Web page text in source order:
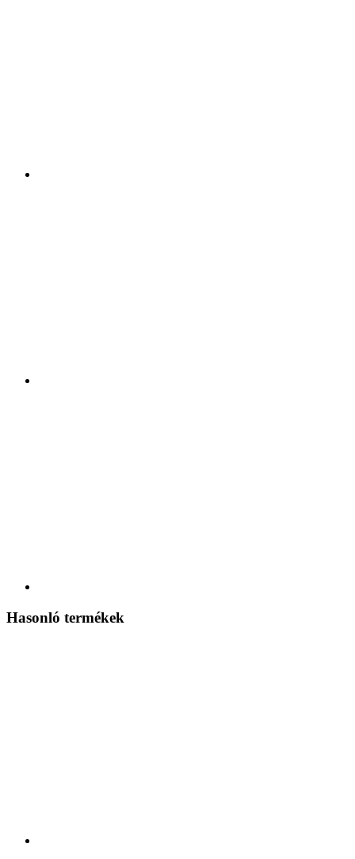
Hasonló termékek